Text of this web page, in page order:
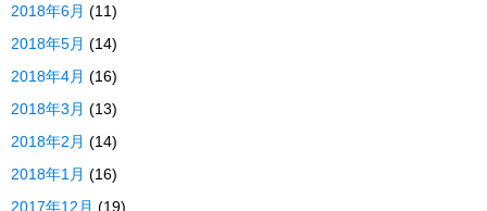
2018年6月 (11)
2018年5月 (14)
2018年4月 (16)
2018年3月 (13)
2018年2月 (14)
2018年1月 (16)
2017年12月 (19)